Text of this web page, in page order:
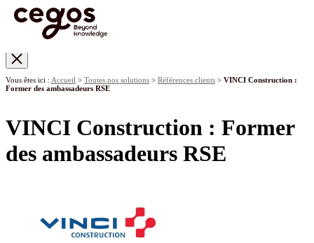
Vous êtes ici : Accueil > Toutes nos solutions > Références clients > VINCI Construction :
Former des ambassadeurs RSE
VINCI Construction : Former
des ambassadeurs RSE